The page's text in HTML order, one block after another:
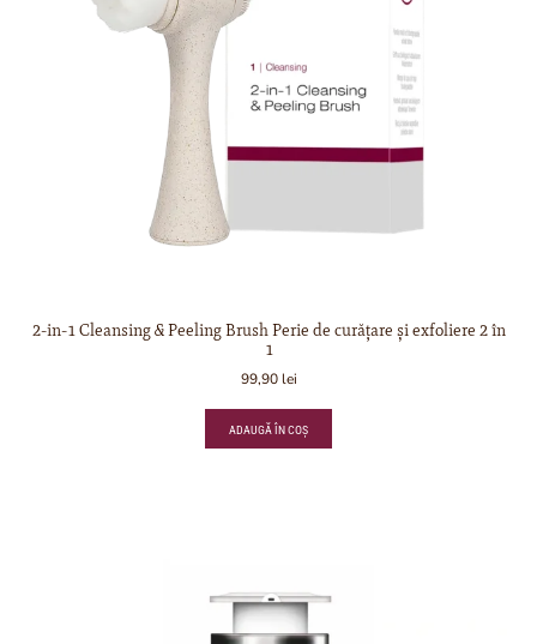
2-in-1 Cleansing & Peeling Brush Perie de curățare și exfoliere 2 în
1
99,90lei
ADAUGĂ ÎN COȘ